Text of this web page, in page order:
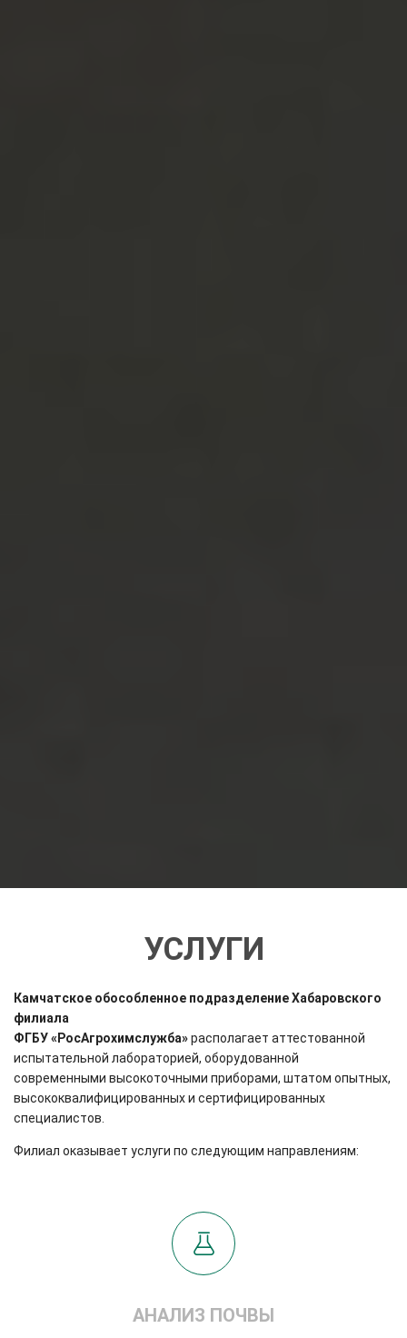
УСЛУГИ
Камчатское обособленное подразделение Хабаровского
филиала
ФГБУ «РосАгрохимслужба»располагает аттестованной
испытательной лабораторией, оборудованной
современными высокоточными приборами, штатом опытных,
высококвалифицированных и сертифицированных
специалистов.
Филиал оказывает услуги по следующим направлениям:
АНАЛИЗ ПОЧВЫ